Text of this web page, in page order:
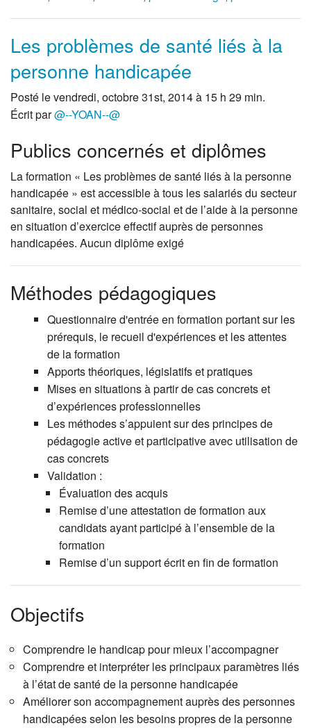
Les problèmes de santé liés à la
personne handicapée
Posté le vendredi, octobre 31st, 2014 à 15 h 29 min.
Écrit par@--YOAN--@
Publics concernés et diplômes
La formation « Les problèmes de santé liés à la personne
handicapée » est accessible à tous les salariés du secteur
sanitaire, social et médico-social et de l’aide à la personne
en situation d’exercice effectif auprès de personnes
handicapées. Aucun diplôme exigé
Méthodes pédagogiques
Questionnaire d'entrée en formation portant sur les
prérequis, le recueil d'expériences et les attentes
de la formation
Apports théoriques, législatifs et pratiques
Mises en situations à partir de cas concrets et
d’expériences professionnelles
Les méthodes s’appuient sur des principes de
pédagogie active et participative avec utilisation de
cas concrets
Validation :
Évaluation des acquis
Remise d’une attestation de formation aux
candidats ayant participé à l’ensemble de la
formation
Remise d’un support écrit en fin de formation
Objectifs
Comprendre le handicap pour mieux l’accompagner
Comprendre et interpréter les principaux paramètres liés
à l’état de santé de la personne handicapée
Améliorer son accompagnement auprès des personnes
handicapées selon les besoins propres de la personne